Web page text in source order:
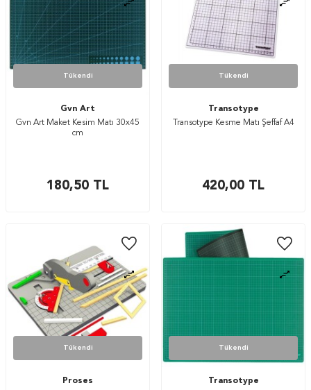
Tükendi
Gvn Art
Gvn Art Maket Kesim Matı 30x45
cm
180,50 TL
Tükendi
Transotype
Transotype Kesme Matı Şeffaf A4
420,00 TL
Tükendi
Proses
Tükendi
Transotype